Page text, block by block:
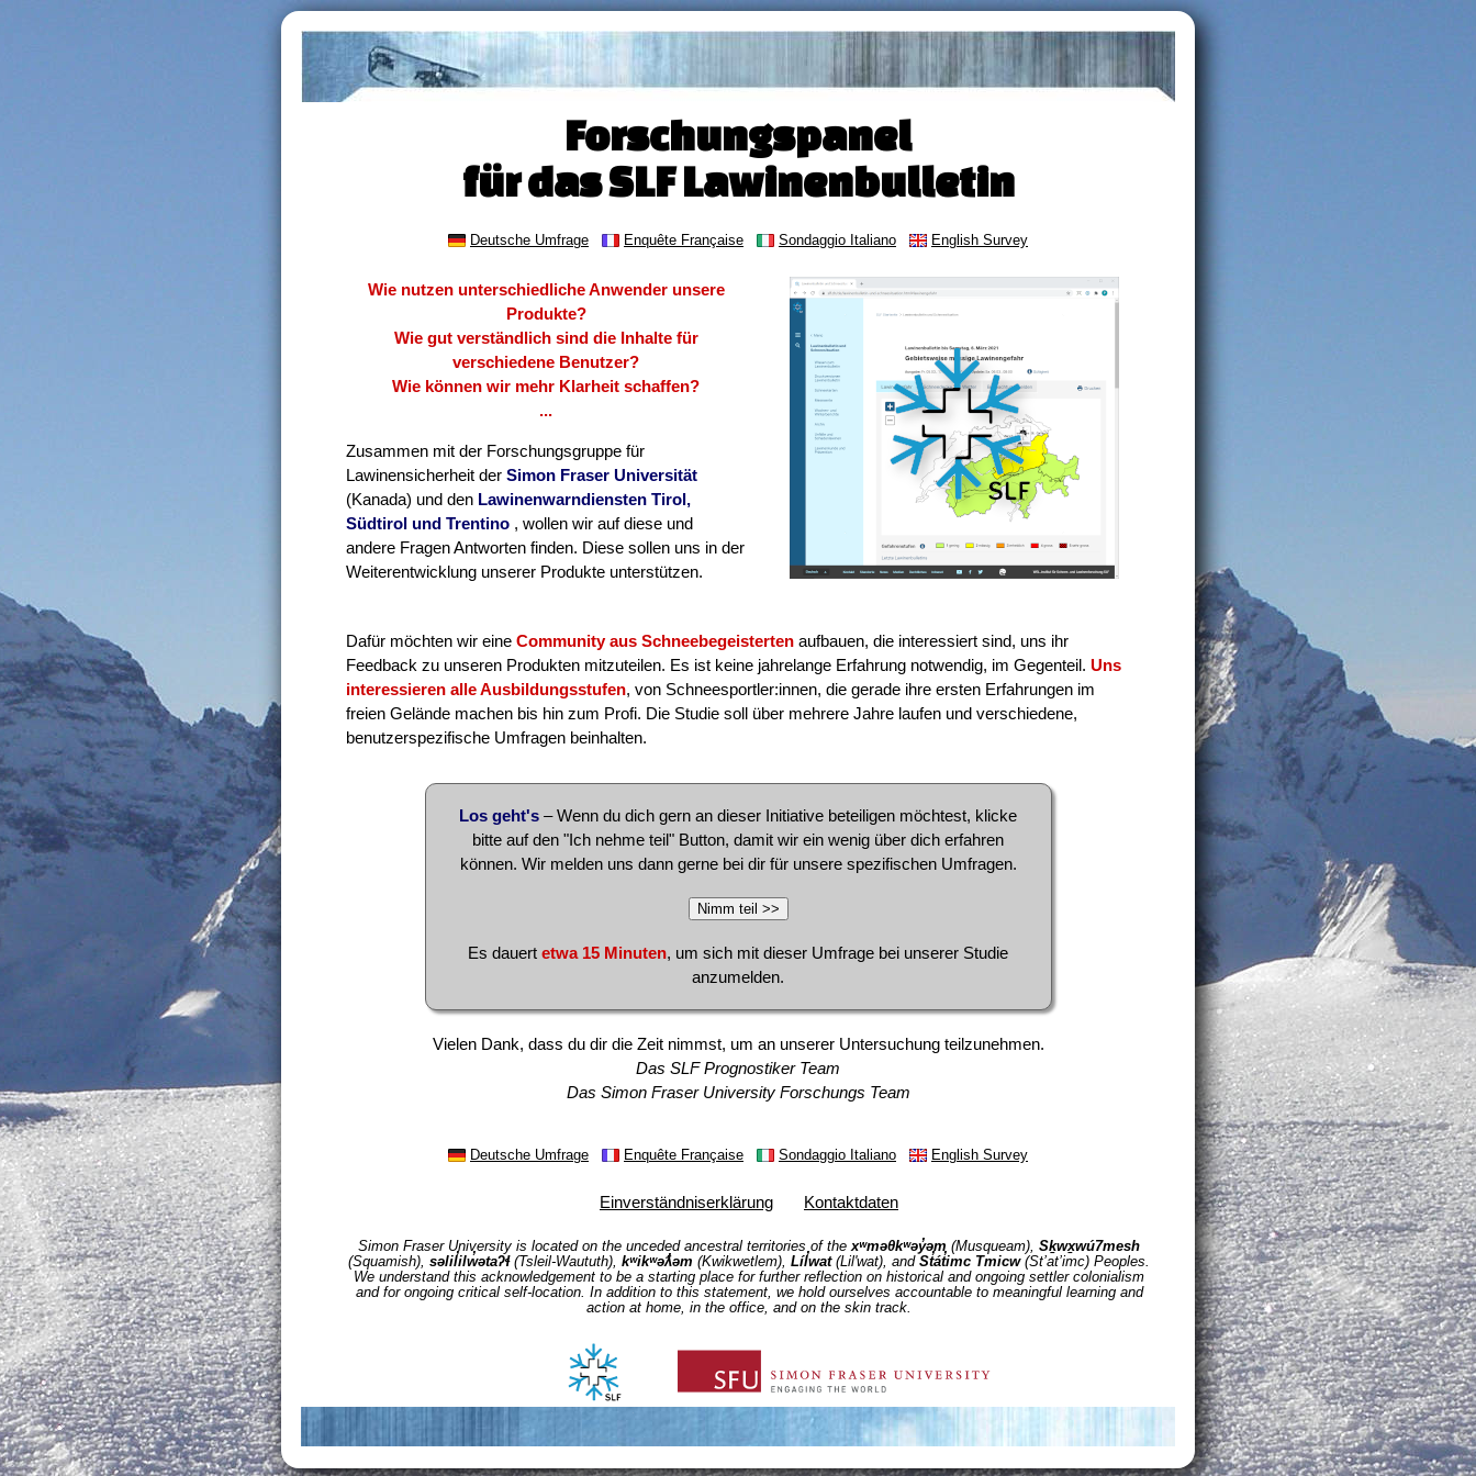
Forschungspanel
für das SLF Lawinenbulletin
Deutsche Umfrage Enquête Française Sondaggio Italiano English Survey
Wie nutzen unterschiedliche Anwender unsere
Produkte?
Wie gut verständlich sind die Inhalte für
verschiedene Benutzer?
Wie können wir mehr Klarheit schaffen?
...
Zusammen mit der Forschungsgruppe für
Lawinensicherheit der Simon Fraser Universität
(Kanada) und den Lawinenwarndiensten Tirol,
Südtirol und Trentino , wollen wir auf diese und
andere Fragen Antworten finden. Diese sollen uns in der
Weiterentwicklung unserer Produkte unterstützen.
Dafür möchten wir eine Community aus Schneebegeisterten aufbauen, die interessiert sind, uns ihr
Feedback zu unseren Produkten mitzuteilen. Es ist keine jahrelange Erfahrung notwendig, im Gegenteil. Uns
interessieren alle Ausbildungsstufen, von Schneesportler:innen, die gerade ihre ersten Erfahrungen im
freien Gelände machen bis hin zum Profi. Die Studie soll über mehrere Jahre laufen und verschiedene,
benutzerspezifische Umfragen beinhalten.
Los geht's – Wenn du dich gern an dieser Initiative beteiligen möchtest, klicke
bitte auf den "Ich nehme teil" Button, damit wir ein wenig über dich erfahren
können. Wir melden uns dann gerne bei dir für unsere spezifischen Umfragen.
Es dauert etwa 15 Minuten, um sich mit dieser Umfrage bei unserer Studie
anzumelden.
Vielen Dank, dass du dir die Zeit nimmst, um an unserer Untersuchung teilzunehmen.
Das SLF Prognostiker Team
Das Simon Fraser University Forschungs Team
Deutsche Umfrage Enquête Française Sondaggio Italiano English Survey
Einverständniserklärung Kontaktdaten
Simon Fraser University is located on the unceded ancestral territories of thexʷməθkʷəy̓əm (Musqueam), Sḵwx̱wú7mesh
(Squamish), səlil̓ilw̓ətaʔɬ(Tsleil-Waututh), kʷikʷəƛ̓əm (Kwikwetlem), Líl̓wat(Lil'wat), and St̓át̓imc Tmicw(St’at’imc) Peoples.
We understand this acknowledgement to be a starting place for further reflection on historical and ongoing settler colonialism
and for ongoing critical self-location. In addition to this statement, we hold ourselves accountable to meaningful learning and
action at home, in the office, and on the skin track.